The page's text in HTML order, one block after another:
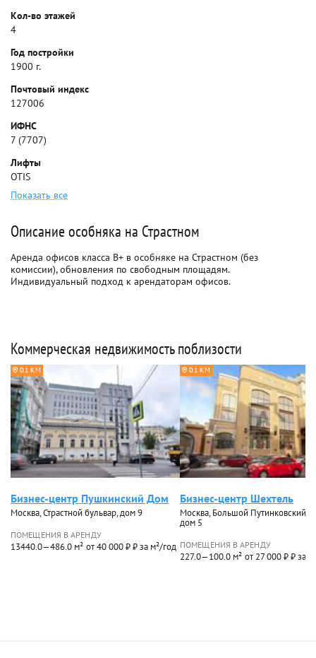
Кол-во этажей
4
Год постройки
1900 г.
Почтовый индекс
127006
ИФНС
7 (7707)
Лифты
OTIS
Показать все
Описание особняка на Страстном
Аренда офисов класса B+ в особняке на Страстном (без
комиссии), обновления по свободным площадям.
Индивидуальный подход к арендаторам офисов.
Коммерческая недвижимость поблизости
0.1 КМ
Бизнес-центр Пушкинский Дом
Москва, Страстной бульвар, дом 9
ПОМЕЩЕНИЯ В АРЕНДУ
13440.0—486.0 м² от 40 000 ₽ ₽ за м²/год
0.1 КМ
Бизнес-центр Шехтель
Москва, Большой Путинковский
дом 5
ПОМЕЩЕНИЯ В АРЕНДУ
227.0—100.0 м² от 27 000 ₽ ₽ за